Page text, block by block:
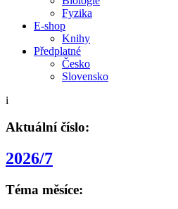
Fyzika
E-shop
Knihy
Předplatné
Česko
Slovensko
i
Aktuální číslo:
2026/7
Téma měsíce: